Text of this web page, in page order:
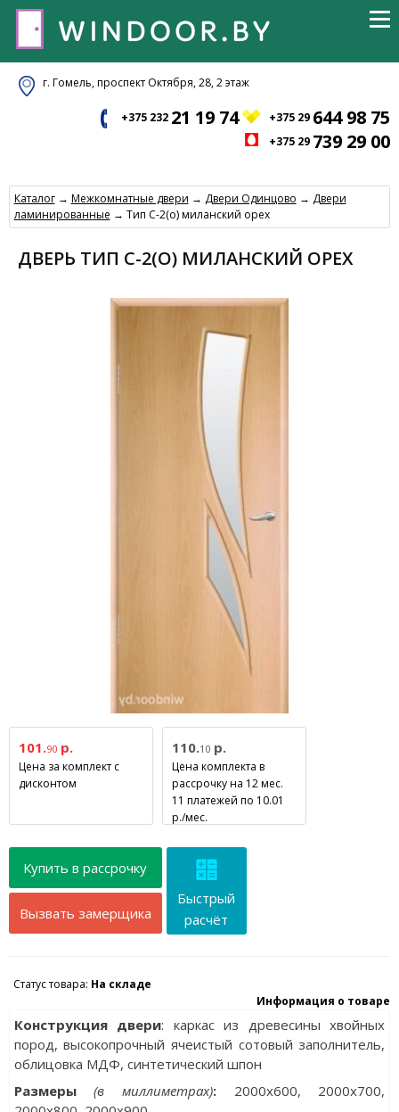
г. Гомель, проспект Октября, 28, 2 этаж
+375 232 21 19 74 +375 29 644 98 75
+375 29 739 29 00
Каталог→ Межкомнатные двери → Двери Одинцово → Двери
ламинированные → Тип С-2(о) миланский орех
ДВЕРЬ ТИП С-2(О) МИЛАНСКИЙ ОРЕХ
101.90р.
Цена за комплект с
дисконтом
110.10р.
Цена комплекта в
рассрочку на 12 мес.
11 платежей по 10.01
р./мес.
Купить в рассрочку
Вызвать замерщика
Быстрый
расчёт
Статус товара: На складе
Информация о товаре
Конструкция двери: каркас из древесины хвойных
пород, высокопрочный ячеистый сотовый заполнитель,
облицовка МДФ, синтетический шпон
Размеры(в миллиметрах): 2000х600, 2000x700,